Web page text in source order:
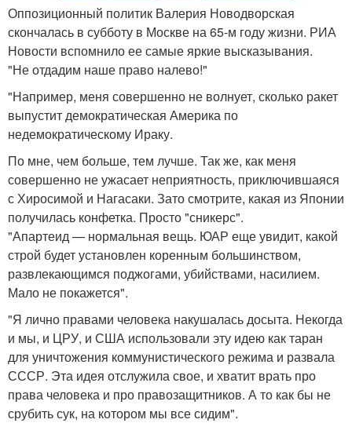
Оппозиционный политик Валерия Новодворская
скончалась в субботу в Москве на 65-м году жизни. РИА
Новости вспомнило ее самые яркие высказывания.
"Не отдадим наше право налево!"
"Например, меня совершенно не волнует, сколько ракет
выпустит демократическая Америка по
недемократическому Ираку.
По мне, чем больше, тем лучше. Так же, как меня
совершенно не ужасает неприятность, приключившаяся
с Хиросимой и Нагасаки. Зато смотрите, какая из Японии
получилась конфетка. Просто "сникерс".
"Апартеид — нормальная вещь. ЮАР еще увидит, какой
строй будет установлен коренным большинством,
развлекающимся поджогами, убийствами, насилием.
Мало не покажется".
"Я лично правами человека накушалась досыта. Некогда
и мы, и ЦРУ, и США использовали эту идею как таран
для уничтожения коммунистического режима и развала
СССР. Эта идея отслужила свое, и хватит врать про
права человека и про правозащитников. А то как бы не
срубить сук, на котором мы все сидим".